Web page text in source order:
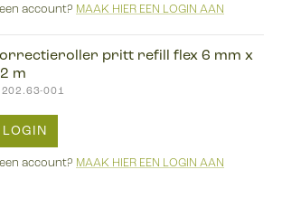
account? MAAK HIER EEN LOGIN AAN
pritt refill flex 6 mm x
m
001
LOGIN
account? MAAK HIER EEN LOGIN AAN